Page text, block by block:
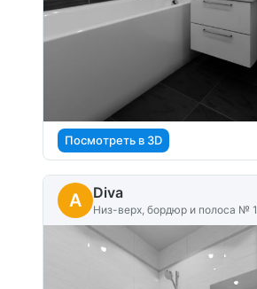
Посмотреть в 3D
A Diva
Низ-верх, бордюр и полоса № 1